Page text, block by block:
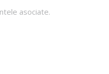
asociate.